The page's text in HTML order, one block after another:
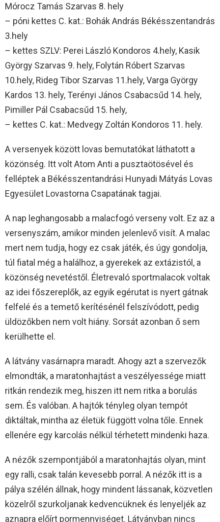
Mórocz Tamás Szarvas 8. hely
– póni kettes C. kat.: Bohák András Békésszentandrás
3.hely
– kettes SZLV: Perei László Kondoros 4.hely, Kasik
György Szarvas 9. hely, Folytán Róbert Szarvas
10.hely, Rideg Tibor Szarvas 11.hely, Varga György
Kardos 13. hely, Terényi János Csabacsűd 14. hely,
Pimiller Pál Csabacsűd 15. hely,
– kettes C. kat.: Medvegy Zoltán Kondoros 11. hely.
A versenyek között lovas bemutatókat láthatott a
közönség. Itt volt Atom Anti a pusztaötösével és
felléptek a Békésszentandrási Hunyadi Mátyás Lovas
Egyesület Lovastorna Csapatának tagjai.
A nap leghangosabb a malacfogó verseny volt. Ez az a
versenyszám, amikor minden jelenlevő visít. A malac
mert nem tudja, hogy ez csak játék, és úgy gondolja,
túl fiatal még a halálhoz, a gyerekek az extázistól, a
közönség nevetéstől. Életrevaló sportmalacok voltak
az idei főszereplők, az egyik egérutat is nyert gátnak
felfelé és a temető kerítésénél felszívódott, pedig
üldözőkben nem volt hiány. Sorsát azonban ő sem
kerülhette el.
A látvány vasárnapra maradt. Ahogy azt a szervezők
elmondták, a maratonhajtást a veszélyessége miatt
ritkán rendezik meg, hiszen itt nem ritka a borulás
sem. És valóban. A hajtók tényleg olyan tempót
diktáltak, mintha az életük függött volna tőle. Ennek
ellenére egy karcolás nélkül térhetett mindenki haza.
A nézők szempontjából a maratonhajtás olyan, mint
egy ralli, csak talán kevesebb porral. A nézők itt is a
pálya szélén állnak, hogy mindent lássanak, közvetlen
közelről szurkoljanak kedvencüknek és lenyeljék az
aznapra előírt pormennyiséget. Látványban nincs